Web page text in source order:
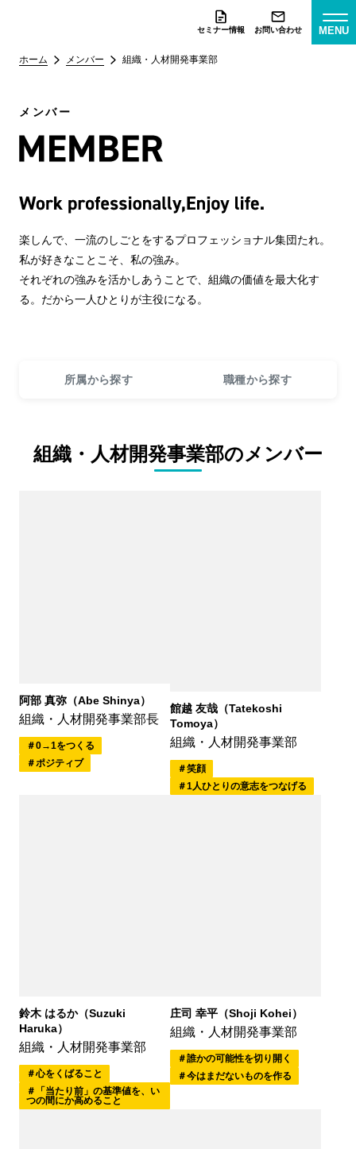
セミナー情報 お問い合わせ MENU
ホーム メンバー 組織・人材開発事業部
メンバー
楽しんで、一流のしごとをするプロフェッショナル集団たれ。
私が好きなことこそ、私の強み。
それぞれの強みを活かしあうことで、組織の価値を最大化す
る。だから一人ひとりが主役になる。
所属から探す 職種から探す
組織・人材開発事業部のメンバー
阿部 真弥（Abe Shinya）
組織・人材開発事業部長
0→1をつくる
ポジティブ
館越 友哉（Tatekoshi
Tomoya）
組織・人材開発事業部
笑顔
1人ひとりの意志をつなげる
鈴木 はるか（Suzuki
Haruka）
組織・人材開発事業部
心をくばること
「当たり前」の基準値を、い
つの間にか高めること
庄司 幸平（Shoji Kohei）
組織・人材開発事業部
誰かの可能性を切り開く
今はまだないものを作る